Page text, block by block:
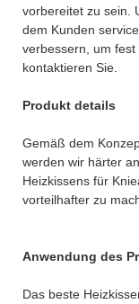
vorbereitet zu sein.
dem Kunden
verbessern, um
kontaktieren Sie.
Produkt details
Gemäß dem
werden wir härter
Heizkissens für
vorteilhafter zu
Anwendung des
Das beste